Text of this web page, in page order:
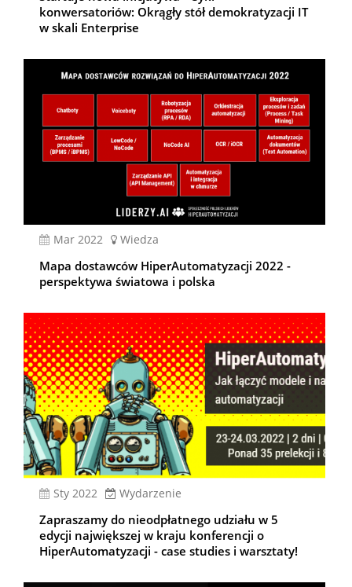
konwersatoriów: Okrągły stół demokratyzacji IT
w skali Enterprise
mar 2022 Wiedza
Mapa dostawców HiperAutomatyzacji 2022 -
perspektywa światowa i polska
sty 2022 Wydarzenie
Zapraszamy do nieodpłatnego udziału w 5
edycji największej w kraju konferencji o
HiperAutomatyzacji - case studies i warsztaty!